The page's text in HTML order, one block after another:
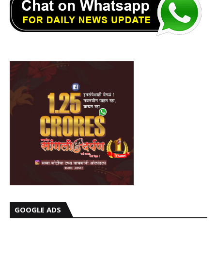
GOOGLE ADS